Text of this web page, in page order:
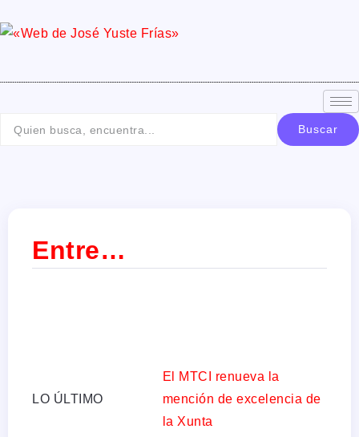
Buscar
Entre…
LO ÚLTIMO
El MTCI renueva la
mención de excelencia de
la Xunta